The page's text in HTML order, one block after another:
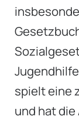
spielt eine
und hat